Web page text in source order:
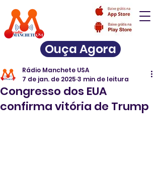
Ouça Agora
Congresso dos EUA
confirma vitória de Trump
Rádio Manchete USA
7 de jan. de 2025 3 min de leitura